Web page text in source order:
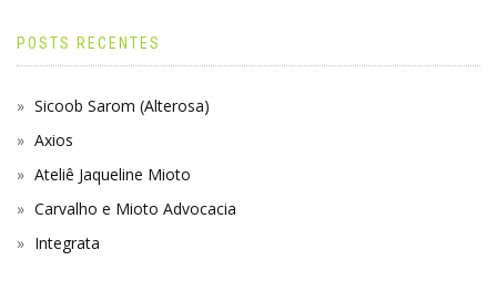
POSTS RECENTES
Sicoob Sarom (Alterosa)
Axios
Ateliê Jaqueline Mioto
Carvalho e Mioto Advocacia
Integrata